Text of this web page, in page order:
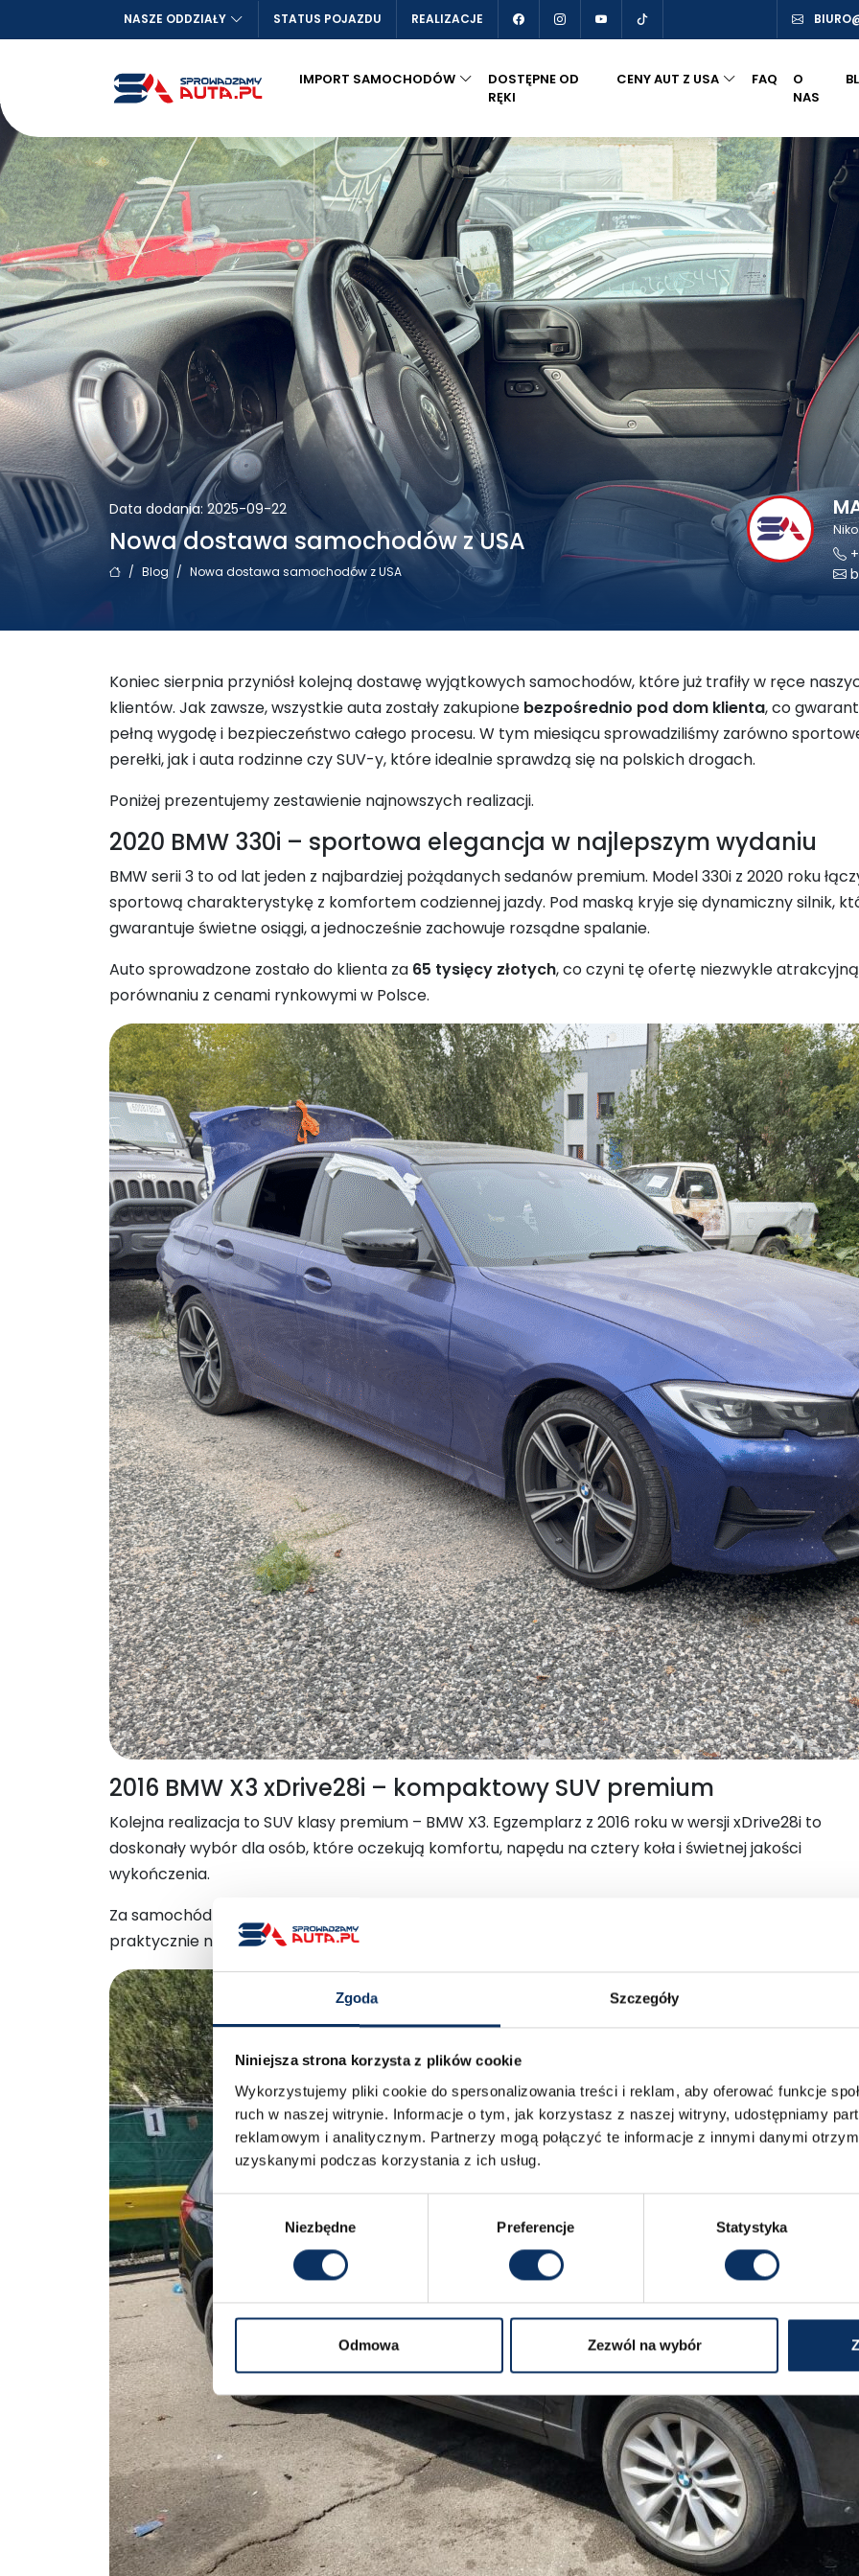
Zgoda Szczegóły
Niniejsza strona korzysta z plików cookie
Wykorzystujemy pliki cookie do spersonalizowania treści i reklam, aby oferować funkcje
ruch w naszej witrynie. Informacje o tym, jak korzystasz z naszej witryny, udostępniamy
reklamowym i analitycznym. Partnerzy mogą połączyć te informacje z innymi danymi
uzyskanymi podczas korzystania z ich usług.
Wybór
zgody
Niezbędne Preferencje Statystyka
Odmowa Zezwól na wybór
NASZE ODDZIAŁY STATUS POJAZDU REALIZACJE
IMPORT SAMOCHODÓW
DOSTĘPNE OD
RĘKI
CENY AUT Z USA FAQ
O
NAS
Data dodania: 2025-09-22
Nowa dostawa samochodów z USA
/ Blog / Nowa dostawa samochodów z USA
Koniec sierpnia przyniósł kolejną dostawę wyjątkowych samochodów, które już trafiły w ręce
klientów. Jak zawsze, wszystkie auta zostały zakupione bezpośrednio pod dom klienta, co
pełną wygodę i bezpieczeństwo całego procesu. W tym miesiącu sprowadziliśmy zarówno
perełki, jak i auta rodzinne czy SUV-y, które idealnie sprawdzą się na polskich drogach.
Poniżej prezentujemy zestawienie najnowszych realizacji.
2020 BMW 330i – sportowa elegancja w najlepszym wydaniu
BMW serii 3 to od lat jeden z najbardziej pożądanych sedanów premium. Model 330i z 2020 roku
sportową charakterystykę z komfortem codziennej jazdy. Pod maską kryje się dynamiczny silnik,
gwarantuje świetne osiągi, a jednocześnie zachowuje rozsądne spalanie.
Auto sprowadzone zostało do klienta za 65 tysięcy złotych, co czyni tę ofertę niezwykle
porównaniu z cenami rynkowymi w Polsce.
2016 BMW X3 xDrive28i – kompaktowy SUV premium
Kolejna realizacja to SUV klasy premium – BMW X3. Egzemplarz z 2016 roku w wersji xDrive28i to
doskonały wybór dla osób, które oczekują komfortu, napędu na cztery koła i świetnej jakości
wykończenia.
Za samochód klient zapłacił
praktycznie nieosiągalna.